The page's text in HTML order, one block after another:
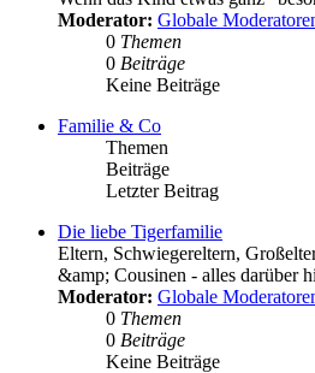
Moderator: Globale
0 Themen
0 Beiträge
Keine Beiträge
Familie & Co
Themen
Beiträge
Letzter Beitrag
Die liebe Tigerfamilie
Eltern, Schwiegereltern,
&amp; Cousinen - alles darüber
Moderator: Globale
0 Themen
0 Beiträge
Keine Beiträge